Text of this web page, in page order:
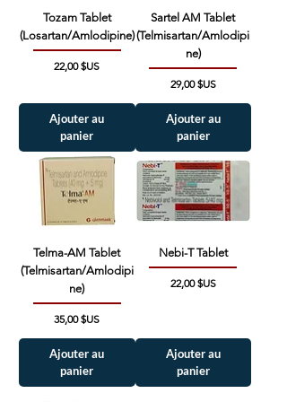
Tozam Tablet
(Losartan/Amlodipine)
Prix
22,00 $US
Ajouter au
panier
Sartel AM Tablet
(Telmisartan/Amlodipi
ne)
Prix
29,00 $US
Ajouter au
panier
Telma-AM Tablet
(Telmisartan/Amlodipi
ne)
Prix
35,00 $US
Ajouter au
panier
Nebi-T Tablet
Prix
22,00 $US
Ajouter au
panier